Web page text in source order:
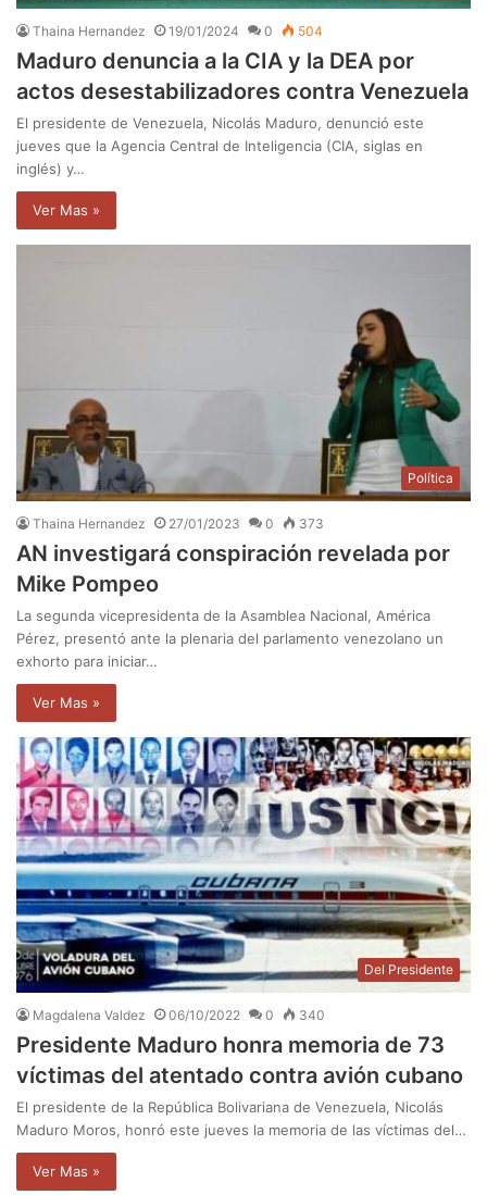
Thaina Hernandez 19/01/2024 0 504
Maduro denuncia a la CIA y la DEA por
actos desestabilizadores contra Venezuela
El presidente de Venezuela, Nicolás Maduro, denunció este
jueves que la Agencia Central de Inteligencia (CIA, siglas en
inglés) y…
Ver Mas »
Política
Thaina Hernandez 27/01/2023 0 373
AN investigará conspiración revelada por
Mike Pompeo
La segunda vicepresidenta de la Asamblea Nacional, América
Pérez, presentó ante la plenaria del parlamento venezolano un
exhorto para iniciar…
Ver Mas »
Del Presidente
Magdalena Valdez 06/10/2022 0 340
Presidente Maduro honra memoria de 73
víctimas del atentado contra avión cubano
El presidente de la República Bolivariana de Venezuela, Nicolás
Maduro Moros, honró este jueves la memoria de las víctimas del…
Ver Mas »